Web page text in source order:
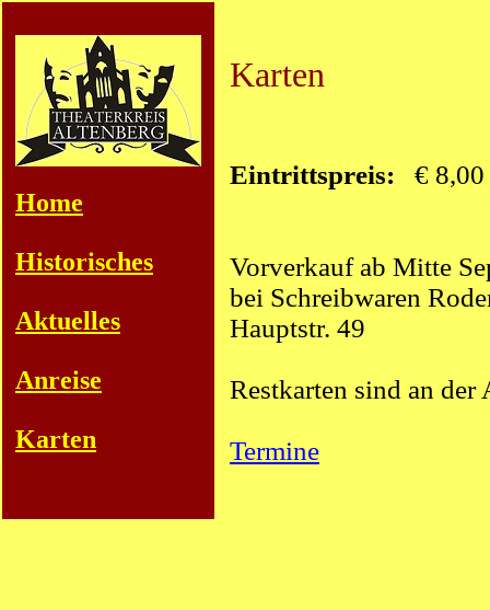
Home
Historisches
Aktuelles
Anreise
Karten
Karten
Eintrittspreis: € 8,00
Vorverkauf ab Mitte
bei Schreibwaren
Hauptstr. 49
Restkarten sind an der
Termine